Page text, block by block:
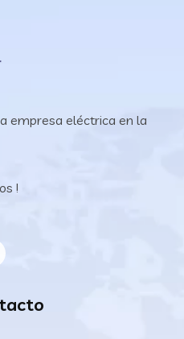
empresa eléctrica en la
!